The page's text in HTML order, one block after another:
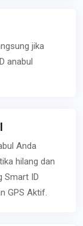
jika
anabul
Anda
hilang dan
Smart ID
GPS Aktif.